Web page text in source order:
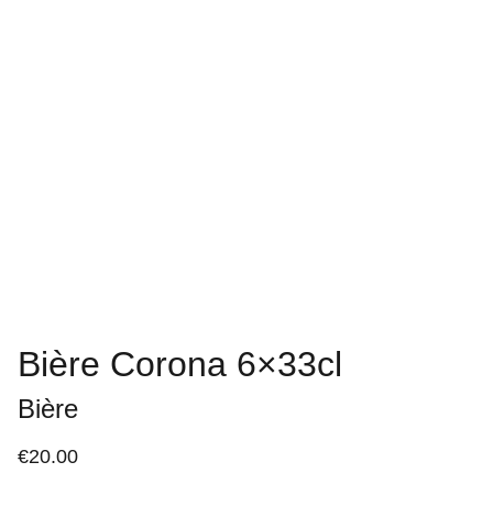
Bière Corona 6×33cl
Bière
€20.00